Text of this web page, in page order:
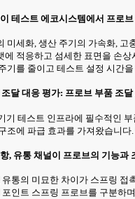
테스트 에코시스템에서 프로
미세화, 생산 주기의 가속화,
적응하고 섬세한 표면을 손
기를 줄이고 테스트 설정 시간
달 대응 평가: 프로브 부품 조
기 테스트 인프라에 필수적인
조에 파급 효과를 가져왔습니
, 유통 채널이 프로브의 기능
통의 미묘한 차이가 스프링
인트 스프링 프로브를 구분